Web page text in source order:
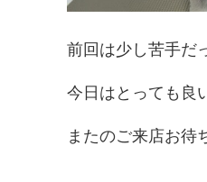
前回は少し苦手だ
今日はとっても良
またのご来店お